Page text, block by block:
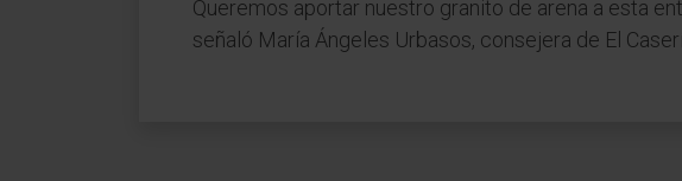
Queremos aportar nuestro granito de arena a esta
señaló María Ángeles Urbasos, consejera de El